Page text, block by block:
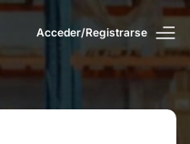
Acceder/Registrarse